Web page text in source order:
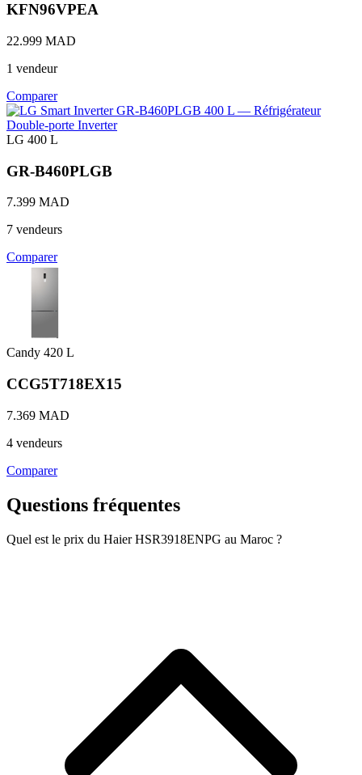
KFN96VPEA
22.999 MAD
1 vendeur
Comparer
LG 400 L
GR-B460PLGB
7.399 MAD
7 vendeurs
Comparer
Candy 420 L
CCG5T718EX15
7.369 MAD
4 vendeurs
Comparer
Questions fréquentes
Quel est le prix du Haier HSR3918ENPG au Maroc ?